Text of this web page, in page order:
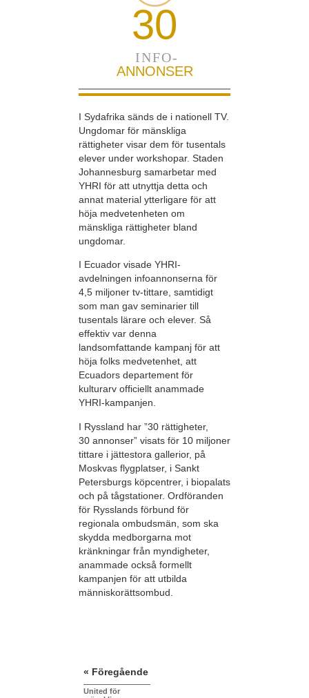
30
INFO-
ANNONSER
I Sydafrika sänds de i nationell TV.
Ungdomar för mänskliga
rättigheter visar dem för tusentals
elever under workshopar. Staden
Johannesburg samarbetar med
YHRI för att utnyttja detta och
annat material ytterligare för att
höja medvetenheten om
mänskliga rättigheter bland
ungdomar.
I Ecuador visade YHRI-
avdelningen infoannonserna för
4,5 miljoner tv-tittare, samtidigt
som man gav seminarier till
tusentals lärare och elever. Så
effektiv var denna
landsomfattande kampanj för att
höja folks medvetenhet, att
Ecuadors departement för
kulturarv officiellt anammade
YHRI-kampanjen.
I Ryssland har ”30 rättigheter,
30 annonser” visats för 10 miljoner
tittare i jättestora gallerior, på
Moskvas flygplatser, i Sankt
Petersburgs köpcentrer, i biopalats
och på tågstationer. Ordföranden
för Rysslands förbund för
regionala ombudsmän, som ska
skydda medborgarna mot
kränkningar från myndigheter,
anammade också formellt
kampanjen för att utbilda
människorättsombud.
« Föregående
United för